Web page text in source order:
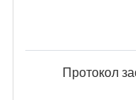
Протокол